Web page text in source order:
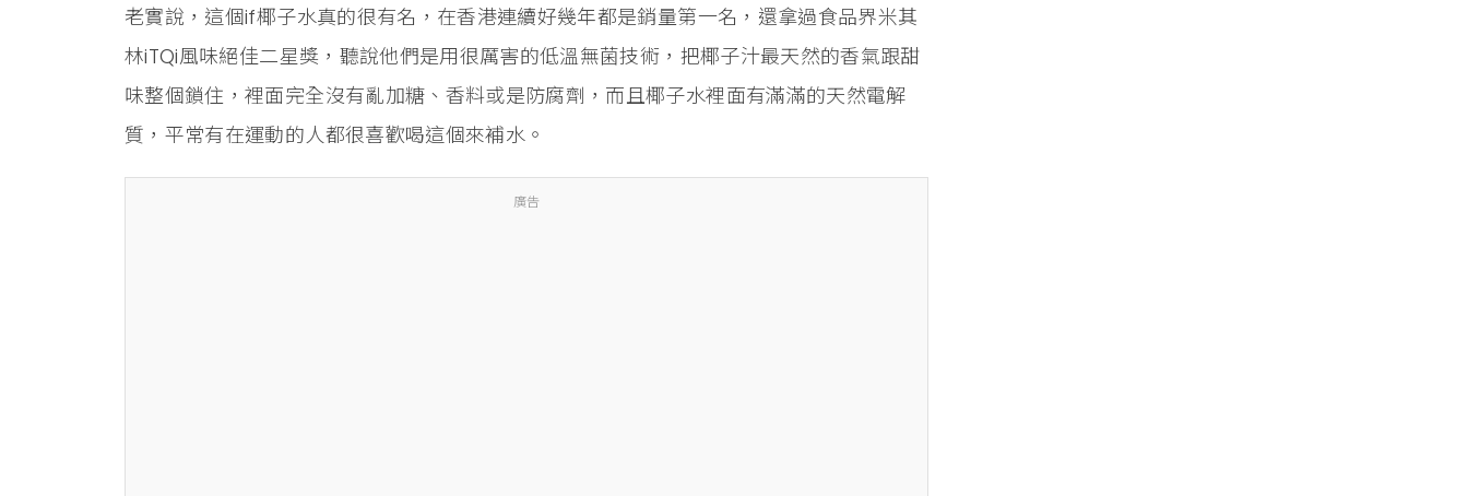
老實說，這個if椰子水真的很有名，在香港連續好幾年都是銷量第一名，還拿過食品界米其
林iTQi風味絕佳二星獎，聽說他們是用很厲害的低溫無菌技術，把椰子汁最天然的香氣跟甜
味整個鎖住，裡面完全沒有亂加糖、香料或是防腐劑，而且椰子水裡面有滿滿的天然電解
質，平常有在運動的人都很喜歡喝這個來補水。
廣告